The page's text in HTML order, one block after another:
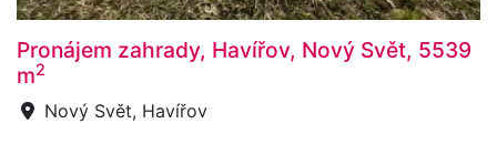
Pronájem zahrady, Havířov, Nový Svět, 5539
m2
Nový Svět, Havířov